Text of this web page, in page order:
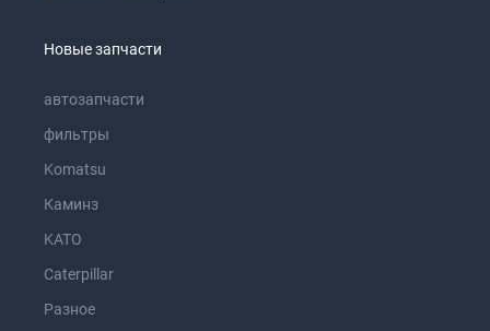
Новые запчасти
автозапчасти
фильтры
Komatsu
Каминз
KATO
Caterpillar
Разное